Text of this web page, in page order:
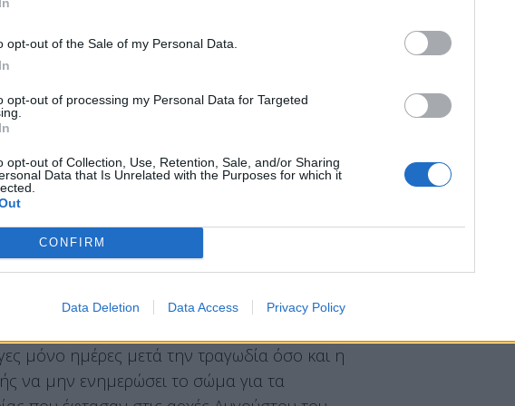
opt-out of the Sale of my Personal Data.
opt-out of processing my Personal Data for Targeted
opt-out of Collection, Use, Retention, Sale, and/or Sharing
Data that Is Unrelated with the Purposes for which it
CONFIRM
Data Deletion Data Access Privacy Policy
στη Βουλή για την υπόθεση των
των ευθυνών τον Χρήστο Τριαντόπουλο για το
θεωρούν ότι πέρα από την
στο αξίωμα του προέδρου, θα στριμώξουν
πλευρά με μία κίνηση που δεν
και ο ΑλέξηςΧαρίτσηςστο facebook την
Και ως θεσμική εκτροπή μπορεί να
μόνο ημέρες μετά την τραγωδία όσο και η
να μην ενημερώσει το σώμα για τα